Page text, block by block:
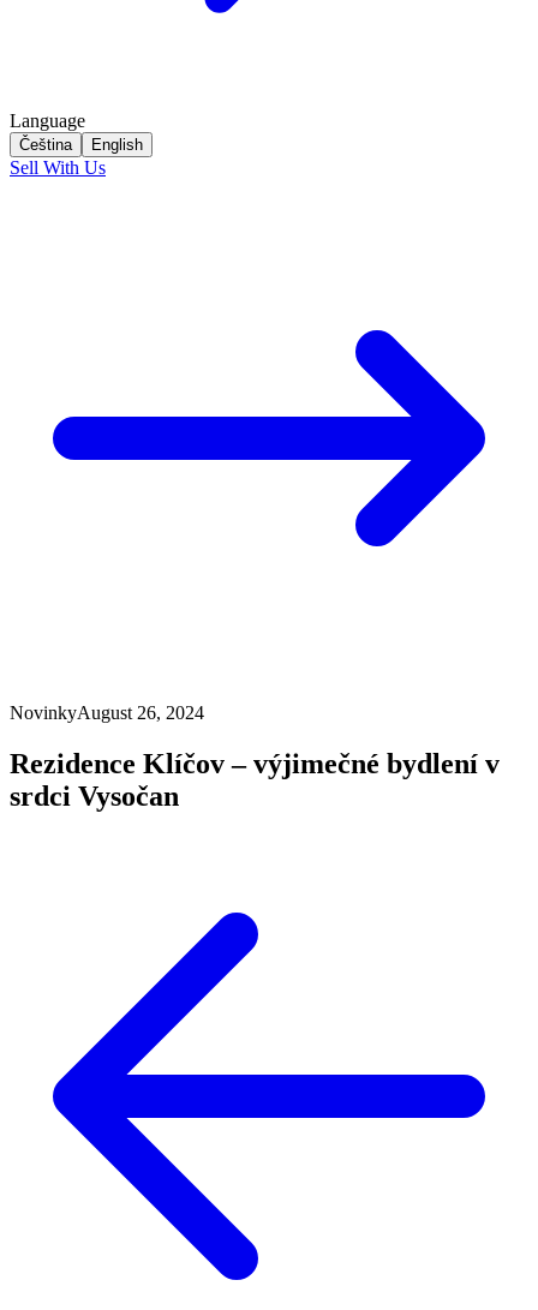
Language
Čeština English
Sell With Us
NovinkyAugust 26, 2024
Rezidence Klíčov – výjimečné bydlení v
srdci Vysočan